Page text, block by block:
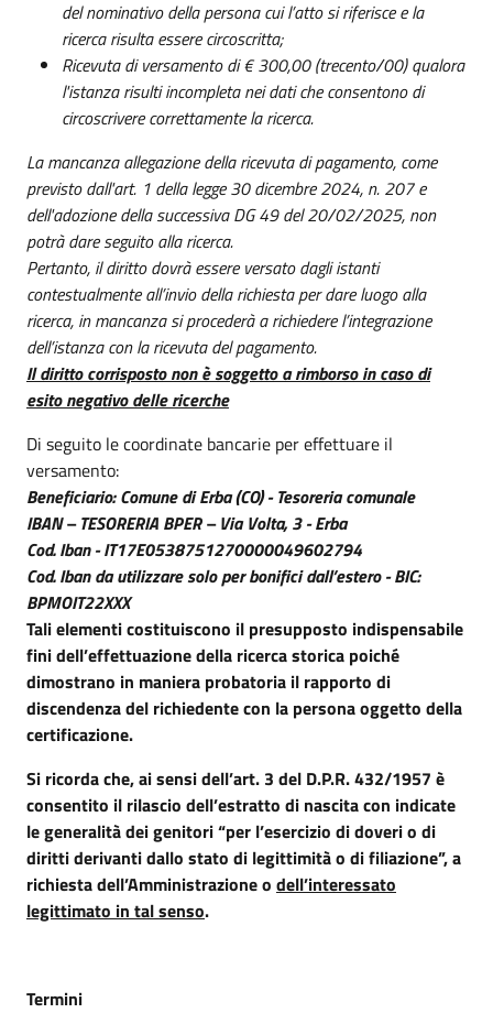
del nominativo della persona cui l’atto si riferisce e la
ricerca risulta essere circoscritta;
Ricevuta di versamento di € 300,00 (trecento/00) qualora
l'istanza risulti incompleta nei dati che consentono di
circoscrivere correttamente la ricerca.
La mancanza allegazione della ricevuta di pagamento, come
previsto dall'art. 1 della legge30 dicembre 2024, n. 207 e
dell'adozione della successiva DG 49 del20/02/2025, non
potrà dare seguito alla ricerca.
Pertanto, il diritto dovrà essere versato dagli istanti
contestualmente all’invio della richiesta per dare luogo alla
ricerca, in mancanza si procederà a richiedere l’integrazione
dell’istanza con la ricevuta del pagamento.
Il diritto corrisposto non è soggetto a rimborso in caso di
esito negativo delle ricerche
Di seguito le coordinate bancarie per effettuare il
versamento:
Beneficiario: Comune di Erba (CO) - Tesoreria comunale
IBAN – TESORERIA BPER – Via Volta, 3 - Erba
Cod. Iban - IT17E0538751270000049602794
Cod. Iban da utilizzare solo per bonifici dall’estero - BIC:
BPMOIT22XXX
Tali elementi costituiscono il presupposto indispensabile
fini dell’effettuazione della ricerca storica poiché
dimostrano in maniera probatoria il rapporto di
discendenza del richiedente con la persona oggetto della
certificazione.
Si ricorda che, ai sensi dell’art. 3 del D.P.R. 432/1957 è
consentito il rilascio dell’estratto di nascita con indicate
le generalità dei genitori “per l’esercizio di doveri o di
diritti derivanti dallo stato di legittimità o di filiazione”, a
richiesta dell’Amministrazione o dell’interessato
legittimato in tal senso.
Termini